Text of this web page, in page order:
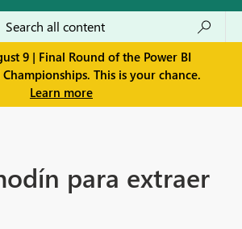
9 | Final Round of the Power BI
This is your chance.
Learn more
para extraer